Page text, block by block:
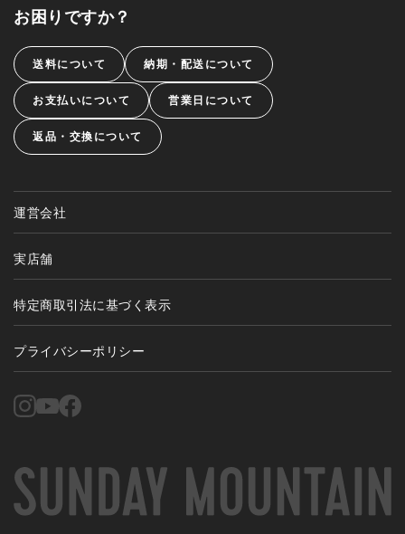
お困りですか？
送料について 納期・配送について
お支払いについて 営業日について
返品・交換について
運営会社
実店舗
特定商取引法に基づく表示
プライバシーポリシー